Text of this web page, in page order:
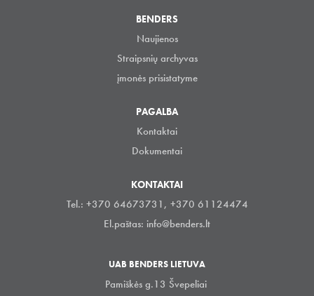
BENDERS
Naujienos
Straipsnių archyvas
įmonės prisistatyme
PAGALBA
Kontaktai
Dokumentai
KONTAKTAI
Tel.: +370 64673731, +370 61124474
El.paštas: info@benders.lt
UAB BENDERS LIETUVA
Pamiškės g.13 Švepeliai